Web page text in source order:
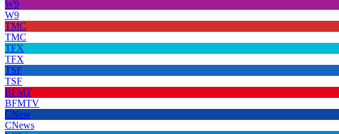
W9
W9
TMC
TMC
TFX
TFX
TSF
TSF
BFMT
BFMTV
CNew
CNews